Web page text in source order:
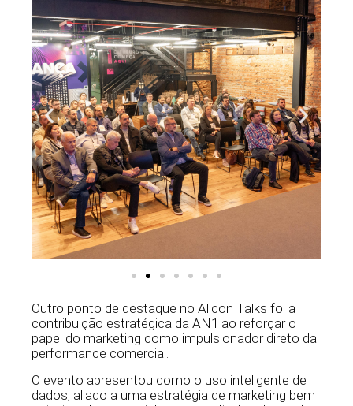
Outro ponto de destaque no Allcon Talks foi a
contribuição estratégica da AN1 ao reforçar o
papel do marketing como impulsionador direto da
performance comercial.
O evento apresentou como o uso inteligente de
dados, aliado a uma estratégia de marketing bem